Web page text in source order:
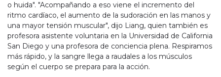
o huida". "Acompañando a eso viene el incremento del
ritmo cardíaco, el aumento de la sudoración en las manos y
una mayor tensión muscular", dijo Liang, quien también es
profesora asistente voluntaria en la Universidad de California
San Diego y una profesora de conciencia plena. Respiramos
más rápido, y la sangre llega a raudales a los músculos
según el cuerpo se prepara para la acción.